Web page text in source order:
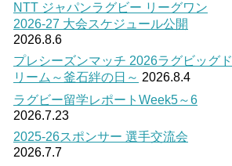
NTT ジャパンラグビー リーグワン
2026-27 大会スケジュール公開
2026.8.6
プレシーズンマッチ 2026ラグビッグド
リーム～釜石絆の日～ 2026.8.4
ラグビー留学レポートWeek5～6
2026.7.23
2025-26スポンサー 選手交流会
2026.7.7